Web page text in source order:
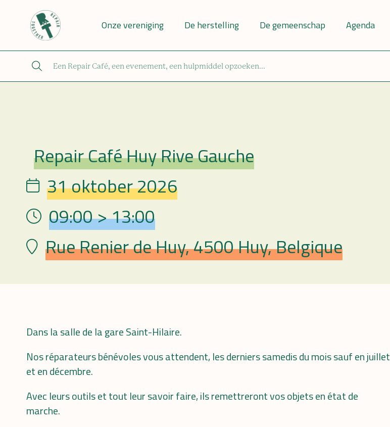
Onze vereniging De herstelling De gemeenschap Agenda
Repair Café
Repair Café Huy Rive Gauche
Date 31 oktober 2026
Hour 09:00 > 13:00
PlaatsRue Renier de Huy, 4500 Huy, Belgique
Dans la salle de la gare Saint-Hilaire.
Nos réparateurs bénévoles vous attendent, les derniers samedis du mois sauf en juillet
et en décembre.
Avec leurs outils et tout leur savoir faire, ils remettreront vos objets en état de
marche.